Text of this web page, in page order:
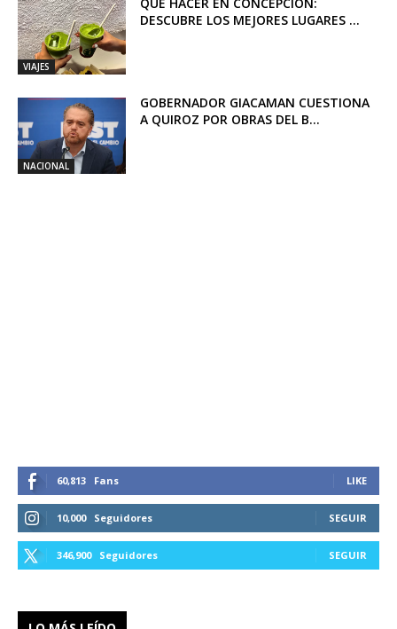
VIAJES
QUÉ HACER EN CONCEPCIÓN:
DESCUBRE LOS MEJORES LUGARES ...
NACIONAL
GOBERNADOR GIACAMAN CUESTIONA
A QUIROZ POR OBRAS DEL B...
60,813 Fans LIKE
10,000 Seguidores SEGUIR
346,900 Seguidores SEGUIR